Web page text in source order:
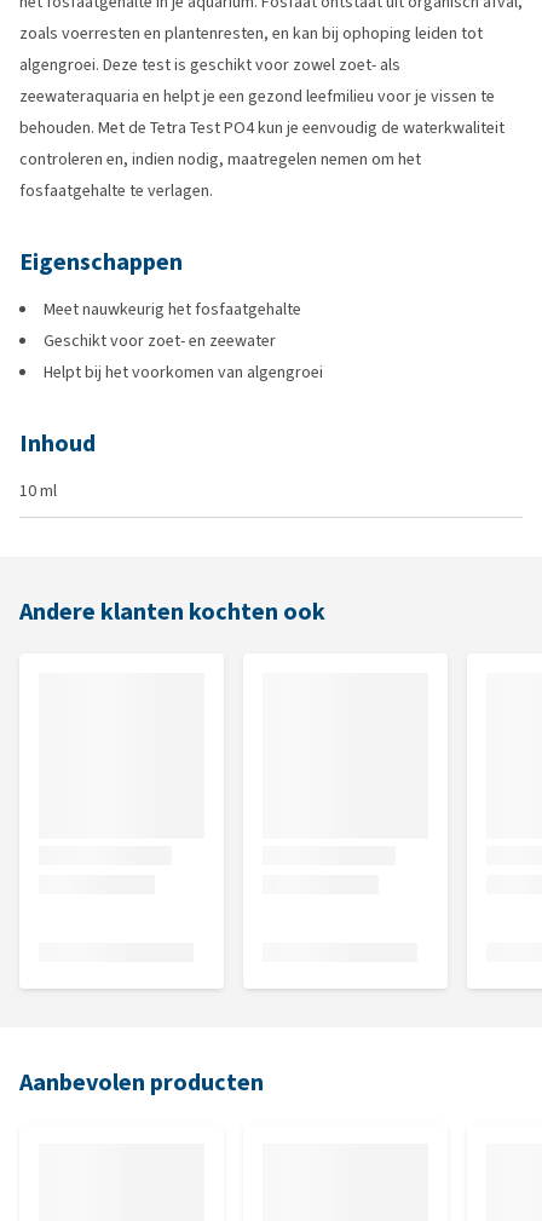
zoals voerresten en plantenresten, en kan bij ophoping leiden tot
algengroei. Deze test is geschikt voor zowel zoet- als
zeewateraquaria en helpt je een gezond leefmilieu voor je vissen te
behouden. Met de Tetra Test PO4 kun je eenvoudig de waterkwaliteit
controleren en, indien nodig, maatregelen nemen om het
fosfaatgehalte te verlagen.
Eigenschappen
Meet nauwkeurig het fosfaatgehalte
Geschikt voor zoet- en zeewater
Helpt bij het voorkomen van algengroei
Inhoud
10 ml
Andere klanten kochten ook
Aanbevolen producten